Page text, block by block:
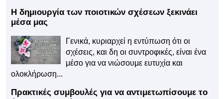
Η δημιουργία των ποιοτικών σχέσεων ξεκινάει
μέσα μας
Γενικά, κυριαρχεί η εντύπωση ότι οι
σχέσεις, και δη οι συντροφικές, είναι ένα
μέσο για να νιώσουμε ευτυχία και
ολοκλήρωση...
Πρακτικές συμβουλές για να αντιμετωπίσουμε το